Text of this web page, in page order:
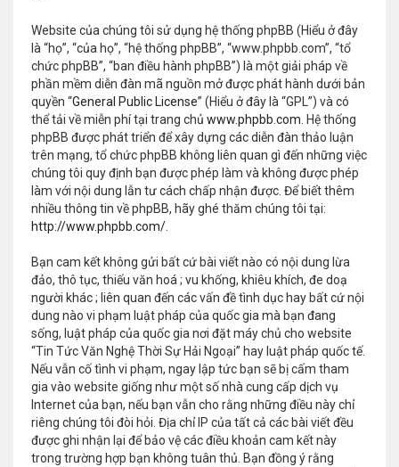
Website của chúng tôi sử dụng hệ thống phpBB (Hiểu ở đây
là “họ”, “của họ”, “hệ thống phpBB”, “www.phpbb.com”, “tổ
chức phpBB”, “ban điều hành phpBB”) là một giải pháp về
phần mềm diễn đàn mã nguồn mở được phát hành dưới bản
quyền “General Public License” (Hiểu ở đây là “GPL”) và có
thể tải về miễn phí tại trang chủ www.phpbb.com . Hệ thống
phpBB được phát triển để xây dựng các diễn đàn thảo luận
trên mạng, tổ chức phpBB không liên quan gì đến những việc
chúng tôi quy định bạn được phép làm và không được phép
làm với nội dung lẫn tư cách chấp nhận được. Để biết thêm
nhiều thông tin về phpBB, hãy ghé thăm chúng tôi tại:
http://www.phpbb.com/
Bạn cam kết không gửi bất cứ bài viết nào có nội dung lừa
đảo, thô tục, thiếu văn hoá ; vu khống, khiêu khích, đe doạ
người khác ; liên quan đến các vấn đề tình dục hay bất cứ nội
dung nào vi phạm luật pháp của quốc gia mà bạn đang
sống, luật pháp của quốc gia nơi đặt máy chủ cho website
“Tin Tức Văn Nghệ Thời Sự Hải Ngoại” hay luật pháp quốc tế.
Nếu vẫn cố tình vi phạm, ngay lập tức bạn sẽ bị cấm tham
gia vào website giống như một số nhà cung cấp dịch vụ
Internet của bạn, nếu bạn vẫn cho rằng những điều này chỉ
riêng chúng tôi đòi hỏi. Địa chỉ IP của tất cả các bài viết đều
được ghi nhận lại để bảo vệ các điều khoản cam kết này
trong trường hợp bạn không tuân thủ. Bạn đồng ý rằng